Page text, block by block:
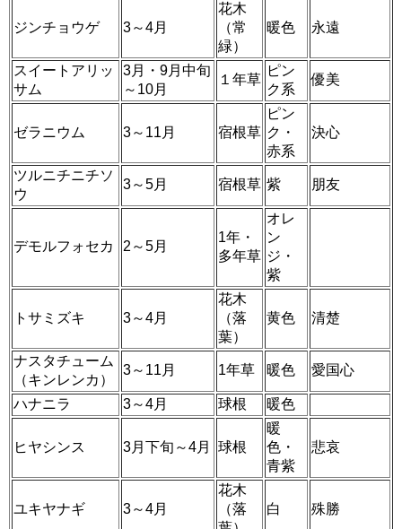
ジンチョウゲ 3～4月
花木
（常
緑）
暖色 永遠
スイートアリッ
サム
3月・9月中旬
～10月
１年草
ピン
ク系
優美
ゼラニウム 3～11月 宿根草
ピン
ク・
赤系
決心
ツルニチニチソ
ウ
3～5月 宿根草 紫 朋友
デモルフォセカ 2～5月
1年・
多年草
オレ
ン
ジ・
紫
トサミズキ 3～4月
花木
（落
葉）
黄色 清楚
ナスタチューム
（キンレンカ）
3～11月 1年草 暖色 愛国心
ハナニラ 3～4月 球根 暖色
ヒヤシンス 3月下旬～4月 球根
暖
色・
青紫
悲哀
ユキヤナギ 3～4月
花木
（落
白 殊勝